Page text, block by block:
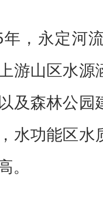
永定河流
游山区水源
及森林公园
水功能区水
。